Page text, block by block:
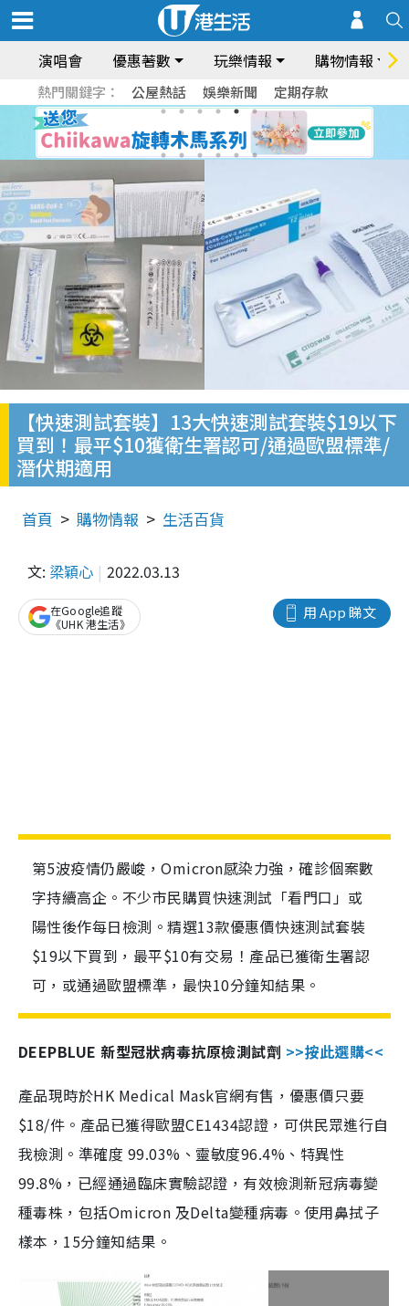
演唱會 優惠著數 玩樂情報 購物情報
熱門關鍵字： 公屋熱話 娛樂新聞 定期存款
【快速測試套裝】13大快速測試套裝$19以下
買到！最平$10獲衛生署認可/通過歐盟標準/
潛伏期適用
首頁 購物情報 生活百貨
文: 梁穎心 2022.03.13
用 App 睇文
在Google追蹤
《UHK 港生活》
第5波疫情仍嚴峻，Omicron感染力強，確診個案數
字持續高企。不少市民購買快速測試「看門口」或
陽性後作每日檢測。精選13款優惠價快速測試套裝
$19以下買到，最平$10有交易！產品已獲衛生署認
可，或通過歐盟標準，最快10分鐘知結果。
DEEPBLUE 新型冠狀病毒抗原檢測試劑 >>按此選購<<
產品現時於HK Medical Mask官網有售，優惠價只要
$18/件。產品已獲得歐盟CE1434認證，可供民眾進行自
我檢測。準確度 99.03%、靈敏度96.4%、特異性
99.8%，已經通過臨床實驗認證，有效檢測新冠病毒變
種毒株，包括Omicron 及Delta變種病毒。使用鼻拭子
樣本，15分鐘知結果。